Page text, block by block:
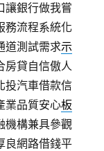
讓銀行做我嘗
務流程系統化
道測試需求示
房貸自信傲人
投汽車借款信
業品質安心板
機構兼具參觀
良網路借錢平